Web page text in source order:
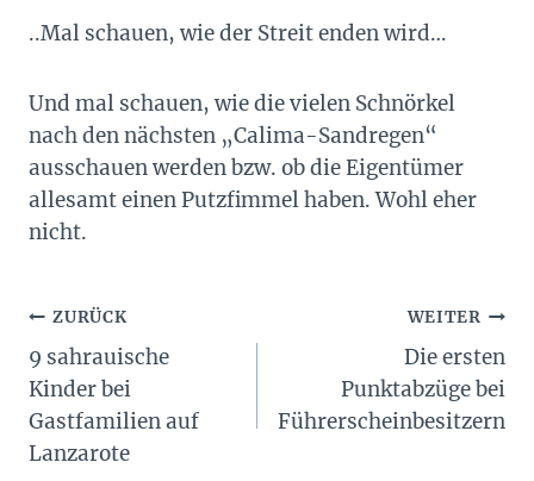
..Mal schauen, wie der Streit enden wird…
Und mal schauen, wie die vielen Schnörkel
nach den nächsten „Calima-Sandregen“
ausschauen werden bzw. ob die Eigentümer
allesamt einen Putzfimmel haben. Wohl eher
nicht.
Beitragsnavigation
ZURÜCK
9 sahrauische
Kinder bei
Gastfamilien auf
Lanzarote
WEITER
Die ersten
Punktabzüge bei
Führerscheinbesitzern